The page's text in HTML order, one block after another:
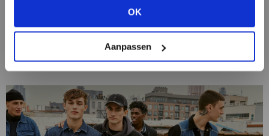
OK
Aanpassen
BEKIJK ALLE OPTIES
Ruiten in alle soorten en maten
Ruiten op jassen, broekpakken, tassen, zelfs op
zoals dit vrijwel met alle patronen het geval is, heeft
ook iedere ruitsoort door...